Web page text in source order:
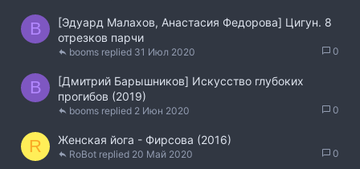
B
[Эдуард Малахов, Анастасия Федорова] Цигун. 8
отрезков парчи
0
31 Июл 2020
booms
B
[Дмитрий Барышников] Искусство глубоких
прогибов (2019)
0
2 Июн 2020
booms
R Женская йога - Фирсова (2016)
0
20 Май 2020
RoBot